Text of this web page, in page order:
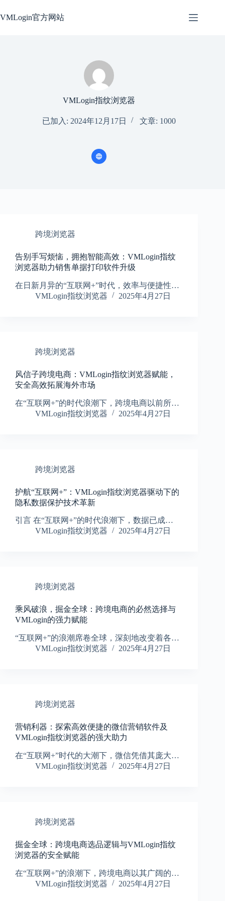
过
VMLogin官方网站
VMLogin指纹浏览器
已加入: 2024年12月17日 文章: 1000
跨境浏览器
告别手写烦恼，拥抱智能高效：VMLogin指纹
浏览器助力销售单据打印软件升级
在日新月异的“互联网+”时代，效率与便捷性…
VMLogin指纹浏览器
2025年4月27日
跨境浏览器
风信子跨境电商：VMLogin指纹浏览器赋能，
安全高效拓展海外市场
在“互联网+”的时代浪潮下，跨境电商以前所…
VMLogin指纹浏览器
2025年4月27日
跨境浏览器
护航“互联网+”：VMLogin指纹浏览器驱动下的
隐私数据保护技术革新
引言 在“互联网+”的时代浪潮下，数据已成…
VMLogin指纹浏览器
2025年4月27日
跨境浏览器
乘风破浪，掘金全球：跨境电商的必然选择与
VMLogin的强力赋能
“互联网+”的浪潮席卷全球，深刻地改变着各…
VMLogin指纹浏览器
2025年4月27日
跨境浏览器
营销利器：探索高效便捷的微信营销软件及
VMLogin指纹浏览器的强大助力
在“互联网+”时代的大潮下，微信凭借其庞大…
VMLogin指纹浏览器
2025年4月27日
跨境浏览器
掘金全球：跨境电商选品逻辑与VMLogin指纹
浏览器的安全赋能
在“互联网+”的浪潮下，跨境电商以其广阔的…
VMLogin指纹浏览器
2025年4月27日